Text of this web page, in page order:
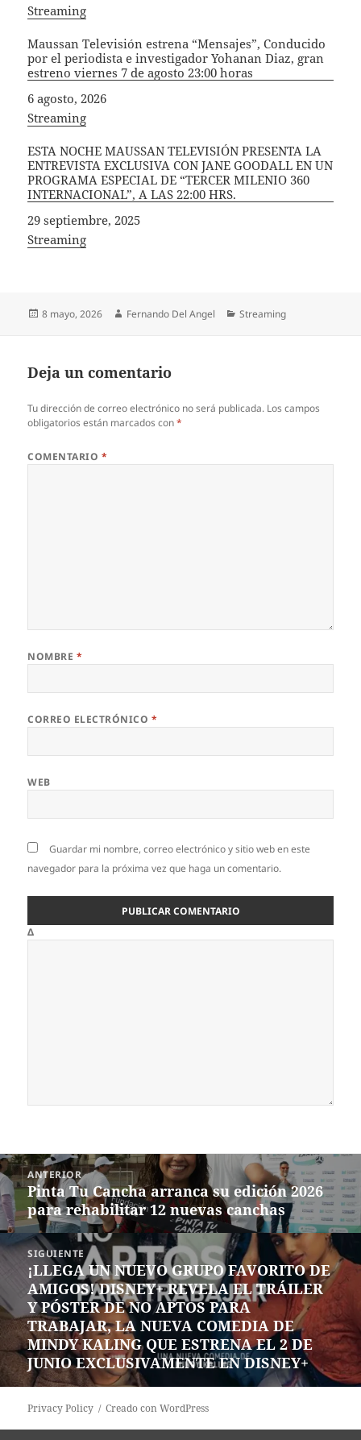
In relation to
Streaming
Maussan Televisión estrena “Mensajes”, Conducido
por el periodista e investigador Yohanan Diaz, gran
estreno viernes 7 de agosto 23:00 horas
Fecha
6 agosto, 2026
In relation to
Streaming
ESTA NOCHE MAUSSAN TELEVISIÓN PRESENTA LA
ENTREVISTA EXCLUSIVA CON JANE GOODALL EN UN
PROGRAMA ESPECIAL DE “TERCER MILENIO 360
INTERNACIONAL”, A LAS 22:00 HRS.
Fecha
29 septiembre, 2025
In relation to
Streaming
Publicado
8 mayo, 2026 Autor
Fernando Del Angel Categorías
Streaming
Deja un comentario
Tu dirección de correo electrónico no será publicada. Los campos
obligatorios están marcados con*
COMENTARIO *
NOMBRE *
CORREO ELECTRÓNICO *
WEB
Guardar mi nombre, correo electrónico y sitio web en este
navegador para la próxima vez que haga un comentario.
Δ
Navegación
de
entradas
ANTERIOR
Entrada
anterior:
Pinta Tu Cancha arranca su edición 2026
para rehabilitar 12 nuevas canchas
SIGUIENTE
Siguiente
entrada:
¡LLEGA UN NUEVO GRUPO FAVORITO DE
AMIGOS! DISNEY+ REVELA EL TRÁILER
Y PÓSTER DE NO APTOS PARA
TRABAJAR, LA NUEVA COMEDIA DE
MINDY KALING QUE ESTRENA EL 2 DE
JUNIO EXCLUSIVAMENTE EN DISNEY+
Privacy Policy Creado con WordPress